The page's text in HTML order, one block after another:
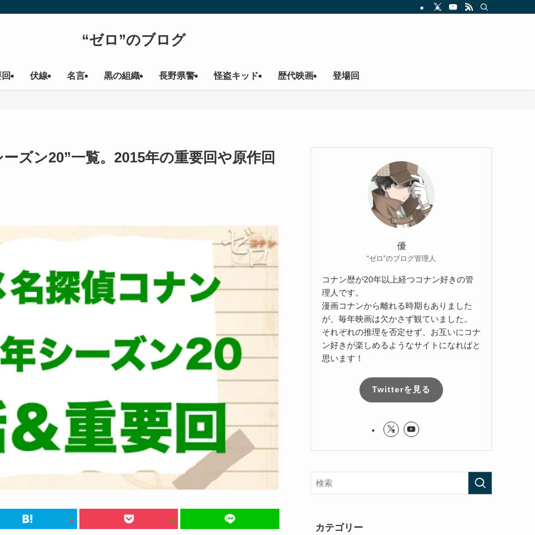
“ゼロ”のブログ
伏線 名言 黒の組織 長野県警 怪盗キッド 歴代映画 登場回
ズン20”一覧。2015年の重要回や原作回
優
“ゼロ”のブログ管理人
コナン歴が20年以上経つコナン好きの管
理人です。
漫画コナンから離れる時期もありました
が、毎年映画は欠かさず観ていました。
それぞれの推理を否定せず、お互いにコナ
ン好きが楽しめるようなサイトになればと
思います！
Twitterを見る
カテゴリー